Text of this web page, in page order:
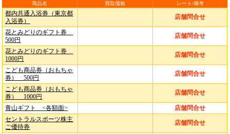
商品名 買取価格 レート/備考
都内共通入浴券（東京都
入浴券）
店舗問合せ
花とみどりのギフト券
500円
店舗問合せ
花とみどりのギフト券
1000円
店舗問合せ
こども商品券（おもちゃ
券） 500円
店舗問合せ
こども商品券（おもちゃ
券） 1000円
店舗問合せ
青山ギフト <各額面>
店舗問合せ
セントラルスポーツ株主
ご優待券
店舗問合せ